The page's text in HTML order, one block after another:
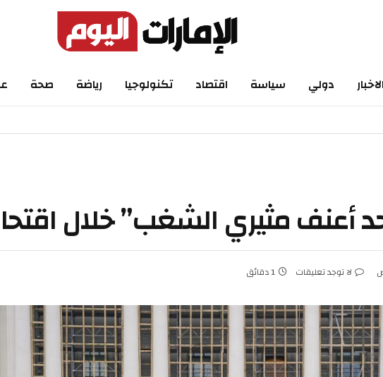
دولي سياسة اقتصاد تكنولوجيا رياضة صحة علوم
لا توجد تعليقات 1 دقائق